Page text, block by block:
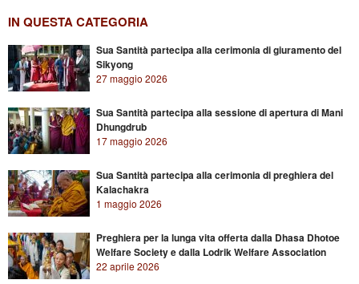
IN QUESTA CATEGORIA
Sua Santità partecipa alla cerimonia di giuramento del
Sikyong
27 maggio 2026
Sua Santità partecipa alla sessione di apertura di Mani
Dhungdrub
17 maggio 2026
Sua Santità partecipa alla cerimonia di preghiera del
Kalachakra
1 maggio 2026
Preghiera per la lunga vita offerta dalla Dhasa Dhotoe
Welfare Society e dalla Lodrik Welfare Association
22 aprile 2026